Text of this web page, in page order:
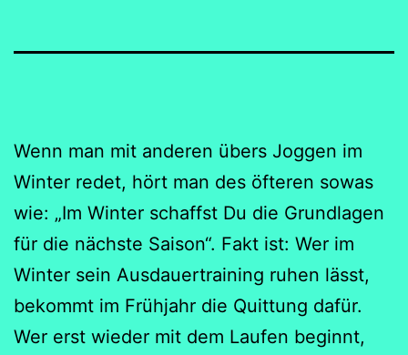
Wenn man mit anderen übers Joggen im
Winter redet, hört man des öfteren sowas
wie: „Im Winter schaffst Du die Grundlagen
für die nächste Saison“. Fakt ist: Wer im
Winter sein Ausdauertraining ruhen lässt,
bekommt im Frühjahr die Quittung dafür.
Wer erst wieder mit dem Laufen beginnt,